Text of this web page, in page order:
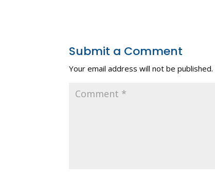
Submit a Comment
Your email address will not be published.